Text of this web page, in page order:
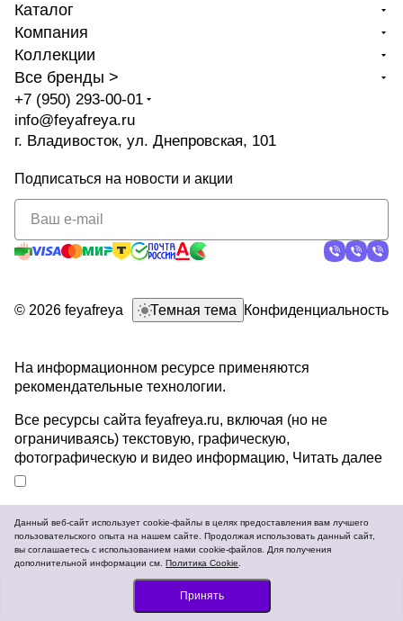
Заказать
Каталог
Компания
Коллекции
Все бренды >
+7 (950) 293-00-01
info@feyafreya.ru
г. Владивосток, ул. Днепровская, 101
Подписаться на новости и акции
© 2026 feyafreya Темная тема Конфиденциальность
На информационном ресурсе применяются
рекомендательные технологии.
Все ресурсы сайта feyafreya.ru, включая (но не
ограничиваясь) текстовую, графическую,
фотографическую и видео информацию, Читать далее
Разработка и продвижение сайтов
Данный веб-сайт использует cookie-файлы в целях предоставления вам лучшего
пользовательского опыта на нашем сайте. Продолжая использовать данный сайт,
вы соглашаетесь с использованием нами cookie-файлов. Для получения
дополнительной информации см.Политика Cookie
Принять